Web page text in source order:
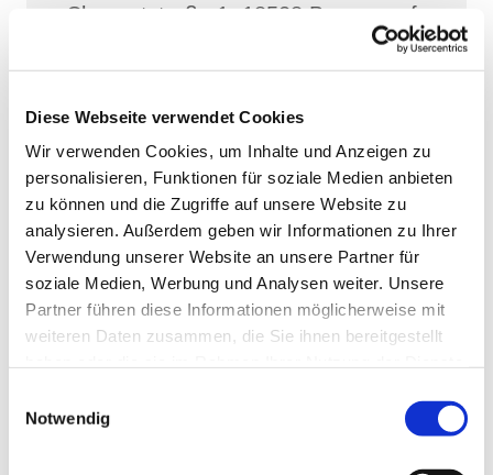
Diese Webseite verwendet Cookies
Wir verwenden Cookies, um Inhalte und Anzeigen zu
personalisieren, Funktionen für soziale Medien anbieten
zu können und die Zugriffe auf unsere Website zu
analysieren. Außerdem geben wir Informationen zu Ihrer
Verwendung unserer Website an unsere Partner für
soziale Medien, Werbung und Analysen weiter. Unsere
Partner führen diese Informationen möglicherweise mit
weiteren Daten zusammen, die Sie ihnen bereitgestellt
Notwendig
Clementstraße 1, 18528 Bergen auf